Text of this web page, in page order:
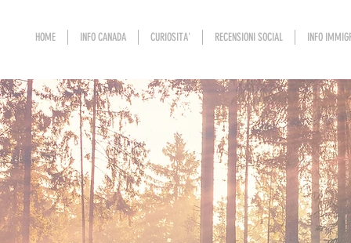
HOME INFO CANADA CURIOSITA' RECENSIONI SOCIAL INFO